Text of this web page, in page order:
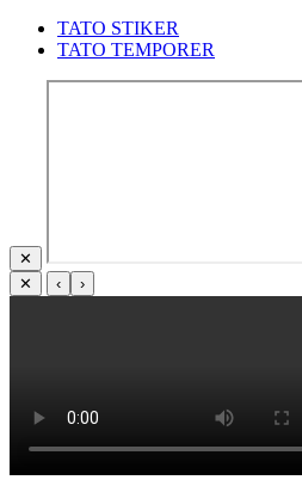
TATO STIKER
TATO TEMPORER
✕
✕
‹ ›